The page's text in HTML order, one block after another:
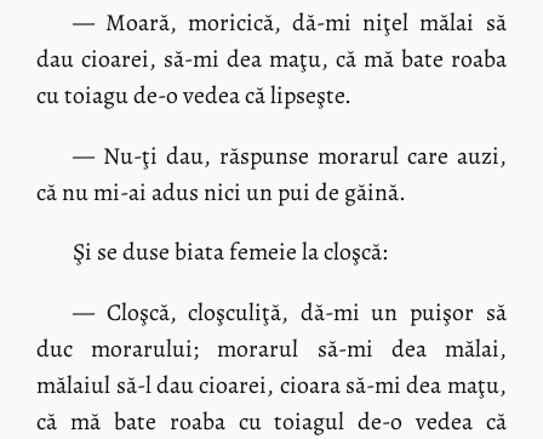
— Moară, moricică, dă-mi niţel mălai să
dau cioarei, să-mi dea maţu, că mă bate roaba
cu toiagu de-o vedea că lipseşte.
— Nu-ţi dau, răspunse morarul care auzi,
că nu mi-ai adus nici un pui de găină.
Şi se duse biata femeie la cloşcă:
— Cloşcă, cloşculiţă, dă-mi un puişor să
duc morarului; morarul să-mi dea mălai,
mălaiul să-l dau cioarei, cioara să-mi dea maţu,
că mă bate roaba cu toiagul de-o vedea că